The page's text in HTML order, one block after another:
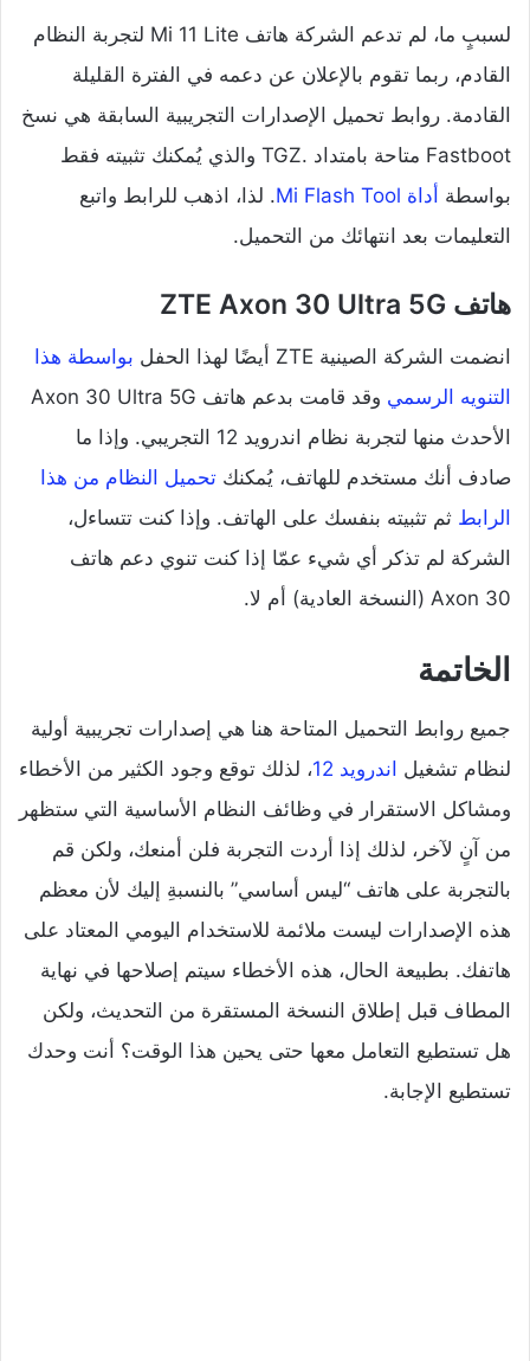
لسببٍ ما، لم تدعم الشركة هاتف Mi 11 Lite لتجربة النظام
القادم، ربما تقوم بالإعلان عن دعمه في الفترة القليلة
القادمة. روابط تحميل الإصدارات التجريبية السابقة هي نسخ
Fastboot متاحة بامتداد .TGZ والذي يُمكنك تثبيته فقط
بواسطة أداة Mi Flash Tool
. لذا، اذهب للرابط واتبع
التعليمات بعد انتهائك من التحميل.
هاتف ZTE Axon 30 Ultra 5G
انضمت الشركة الصينية ZTE أيضًا لهذا الحفل
بواسطة هذا
التنويه الرسمي
وقد قامت بدعم هاتف Axon 30 Ultra 5G
الأحدث منها لتجربة نظام اندرويد 12 التجريبي. وإذا ما
صادف أنك مستخدم للهاتف، يُمكنك تحميل النظام من هذا
الرابط ثم تثبيته بنفسك على الهاتف. وإذا كنت تتساءل،
الشركة لم تذكر أي شيء عمّا إذا كنت تنوي دعم هاتف
Axon 30 (النسخة العادية) أم لا.
الخاتمة
جميع روابط التحميل المتاحة هنا هي إصدارات تجريبية أولية
لنظام تشغيل اندرويد 12
، لذلك توقع وجود الكثير من الأخطاء
ومشاكل الاستقرار في وظائف النظام الأساسية التي ستظهر
من آنٍ لآخر، لذلك إذا أردت التجربة فلن أمنعك، ولكن قم
بالتجربة على هاتف “ليس أساسي” بالنسبةِ إليك لأن معظم
هذه الإصدارات ليست ملائمة للاستخدام اليومي المعتاد على
هاتفك. بطبيعة الحال، هذه الأخطاء سيتم إصلاحها في نهاية
المطاف قبل إطلاق النسخة المستقرة من التحديث، ولكن
هل تستطيع التعامل معها حتى يحين هذا الوقت؟ أنت وحدك
تستطيع الإجابة.